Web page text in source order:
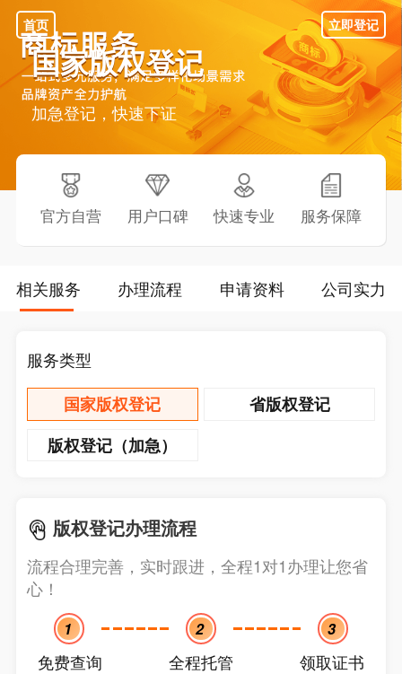
首页 立即登记
国家版权登记
加急登记，快速下证
官方自营 用户口碑 快速专业 服务保障
相关服务 办理流程 申请资料 公司实力
服务类型
国家版权登记
省版权登记
版权登记（加急）
版权登记办理流程
流程合理完善，实时跟进，全程1对1办理让您省
心！
1 2 3
免费查询 全程托管 领取证书